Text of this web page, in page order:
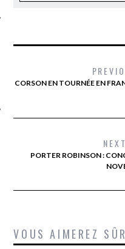
CORSON EN TOURNÉE EN
PORTER ROBINSON :
VOUS AIMEREZ